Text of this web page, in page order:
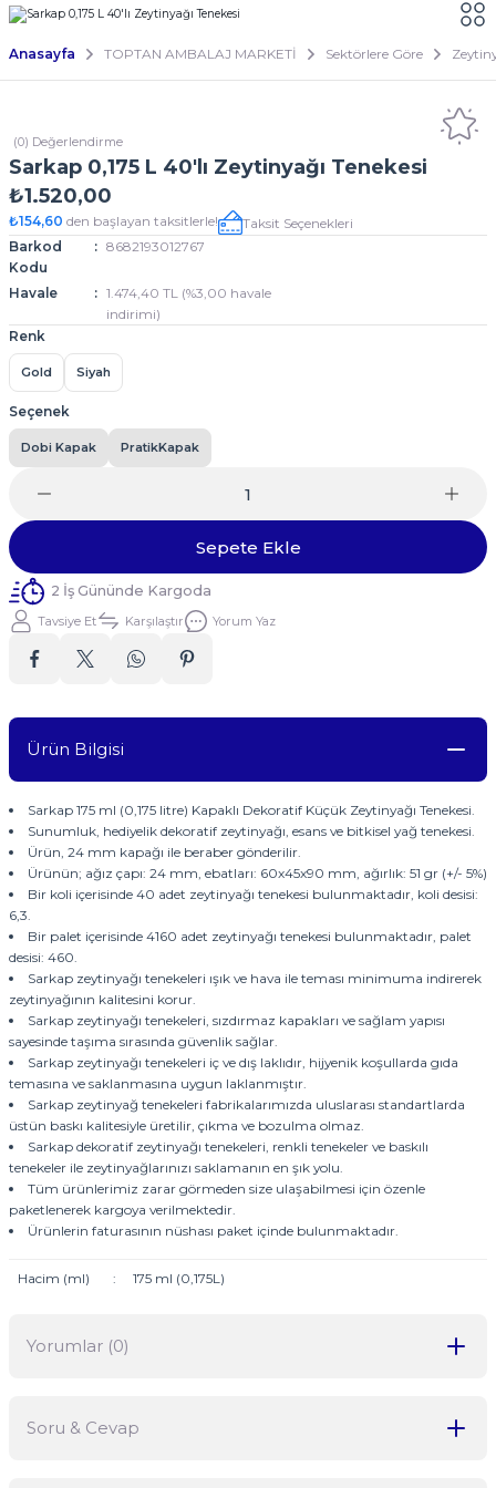
Anasayfa TOPTAN AMBALAJ MARKETİ Sektörlere Göre
(0) Değerlendirme
Sarkap 0,175 L 40'lı Zeytinyağı Tenekesi
₺1.520,00
₺154,60 den başlayan taksitlerle!
Taksit Seçenekleri
Barkod
Kodu
8682193012767
Havale
1.474,40 TL (%3,00 havale
indirimi)
Renk
Gold Siyah
Seçenek
Dobi Kapak PratikKapak
Sepete Ekle
2 İş Gününde Kargoda
Tavsiye Et Karşılaştır Yorum Yaz
Ürün Bilgisi
Sarkap 175 ml (0,175 litre) Kapaklı Dekoratif Küçük Zeytinyağı Tenekesi.
Sunumluk, hediyelik dekoratif zeytinyağı, esans ve bitkisel yağ tenekesi.
Ürün, 24 mm kapağı ile beraber gönderilir.
Ürünün; ağız çapı: 24 mm, ebatları: 60x45x90 mm, ağırlık: 51 gr (+/- 5%)
Bir koli içerisinde 40 adet zeytinyağı tenekesi bulunmaktadır, koli desisi:
6,3.
Bir palet içerisinde 4160 adet zeytinyağı tenekesi bulunmaktadır, palet
desisi: 460.
Sarkap zeytinyağı tenekeleri ışık ve hava ile teması minimuma indirerek
zeytinyağının kalitesini korur.
Sarkap zeytinyağı tenekeleri, sızdırmaz kapakları ve sağlam yapısı
sayesinde taşıma sırasında güvenlik sağlar.
Sarkap zeytinyağı tenekeleri iç ve dış laklıdır, hijyenik koşullarda gıda
temasına ve saklanmasına uygun laklanmıştır.
Sarkap zeytinyağ tenekeleri fabrikalarımızda uluslarası standartlarda
üstün baskı kalitesiyle üretilir, çıkma ve bozulma olmaz.
Sarkap dekoratif zeytinyağı tenekeleri, renkli tenekeler ve baskılı
tenekeler ile zeytinyağlarınızı saklamanın en şık yolu.
Tüm ürünlerimiz zarar görmeden size ulaşabilmesi için özenle
paketlenerek kargoya verilmektedir.
Ürünlerin faturasının nüshası paket içinde bulunmaktadır.
Hacim (ml) : 175 ml (0,175L)
Yorumlar (0)
Soru & Cevap